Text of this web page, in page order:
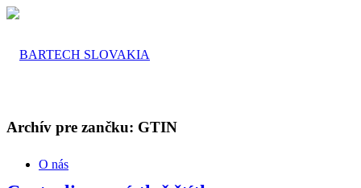
O nás
Archív pre zančku: GTIN